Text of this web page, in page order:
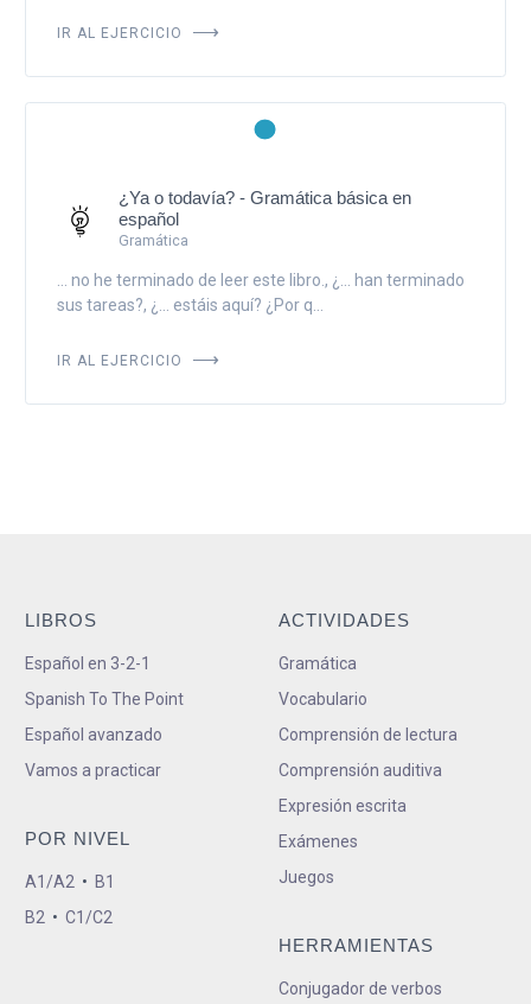
IR AL EJERCICIO
¿Ya o todavía? - Gramática básica en
español
Gramática
... no he terminado de leer este libro., ¿... han terminado
sus tareas?, ¿... estáis aquí? ¿Por q...
IR AL EJERCICIO
LIBROS
Español en 3-2-1
Spanish To The Point
Español avanzado
Vamos a practicar
POR NIVEL
A1/A2 • B1
B2 • C1/C2
ACTIVIDADES
Gramática
Vocabulario
Comprensión de lectura
Comprensión auditiva
Expresión escrita
Exámenes
Juegos
HERRAMIENTAS
Conjugador de verbos